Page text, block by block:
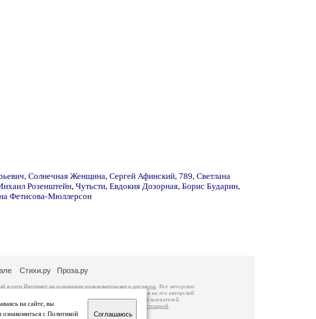
, Солнечная Женщина, Сергей Афинский, 789, Светлана
Розенштейн, Чутьсти, Евдокия Дозорная, Борис Бударин,
Фетисова-Мюллерсон
на сайте, вы
с Политикой
Соглашаюсь
Стихи.ру Проза.ру
в сети Интернет на основаниипользовательского договора
. Все авторские
с согласия его автора, к которому вы можете обратиться на его авторской
законодательства Российской Федерации. Данные пользователей
подробнуюинформацию о портале связаться с администрацией